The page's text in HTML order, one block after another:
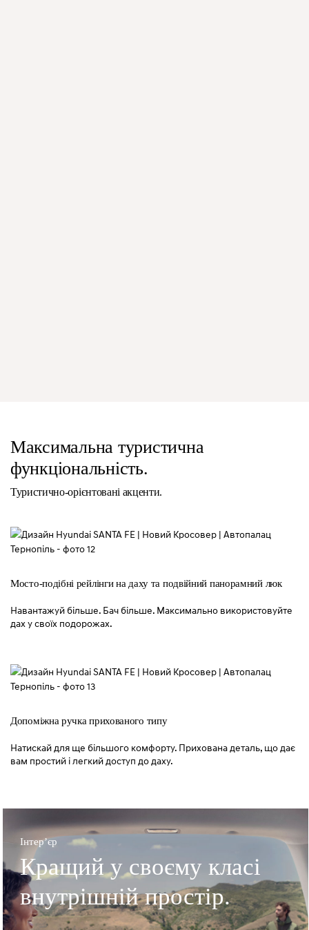
Максимальна туристична
функціональність.
Туристично-орієнтовані акценти.
Мосто-подібні рейлінги на даху та подвійний панорамний люк
Навантажуй більше. Бач більше. Максимально використовуйте
дах у своїх подорожах.
Допоміжна ручка прихованого типу
Натискай для ще більшого комфорту. Прихована деталь, що дає
вам простий і легкий доступ до даху.
Інтер’єр
Кращий у своєму класі
внутрішній простір.